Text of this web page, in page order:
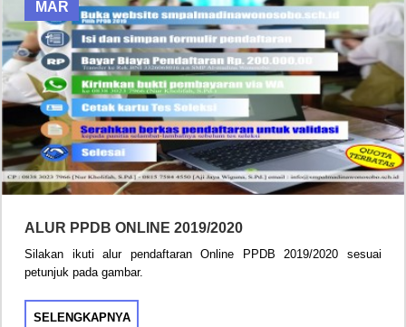
MAR
ALUR PPDB ONLINE 2019/2020
Silakan ikuti alur pendaftaran Online PPDB 2019/2020 sesuai
petunjuk pada gambar.
SELENGKAPNYA